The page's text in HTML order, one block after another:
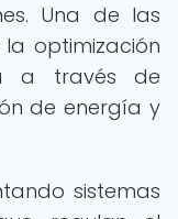
Una de las
optimización
a través de
de energía y
sistemas